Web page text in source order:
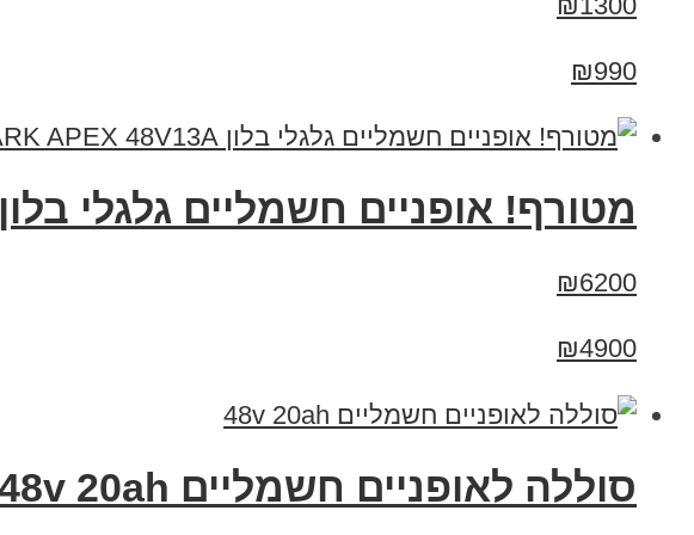
₪990
מטורף! אופניים חשמליים גלגלי בלון STARK APEX 48V13A
₪6200
₪4900
סוללה לאופניים חשמליים 48v 20ah